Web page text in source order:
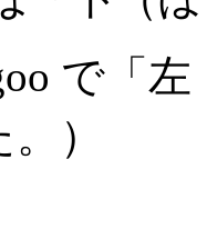
で「
）